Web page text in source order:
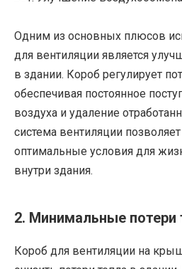
Одним из основных плюсов
для вентиляции является
в здании. Короб регулирует
обеспечивая постоянное
воздуха и удаление
система вентиляции
оптимальные условия для
внутри здания.
2. Минимальные потери
Короб для вентиляции на